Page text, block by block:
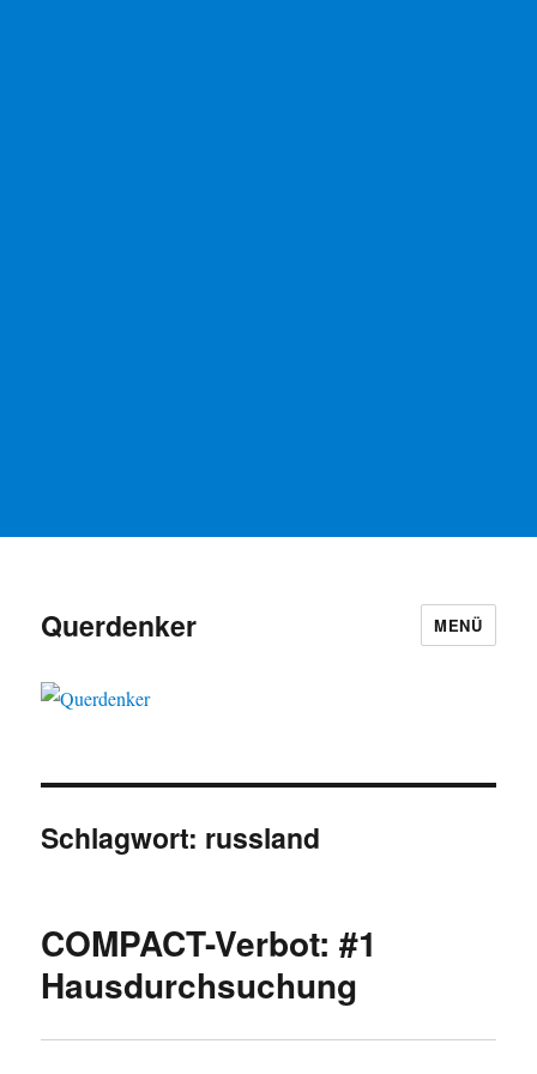
Querdenker MENÜ
Schlagwort: russland
COMPACT-Verbot: #1
Hausdurchsuchung